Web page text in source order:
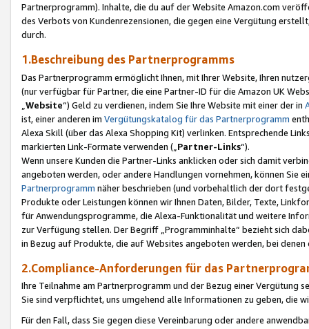
Partnerprogramm). Inhalte, die du auf der Website Amazon.com
des Verbots von Kundenrezensionen, die gegen eine Vergütung
durch.
1.Beschreibung des Partnerprogramms
Das Partnerprogramm ermöglicht Ihnen, mit Ihrer Website, Ihren
(nur verfügbar für Partner, die eine Partner-ID für die Amazon UK
Website“) Geld zu verdienen, indem Sie Ihre Website mit einer der in
ist, einer anderen im Vergütungskatalog für das Partnerprogramm
Alexa Skill (über das Alexa Shopping Kit) verlinken. Entsprechende
markierten Link-Formate verwenden („ Partner-Links“).
Wenn unsere Kunden die Partner-Links anklicken oder sich damit
angeboten werden, oder andere Handlungen vornehmen, können Sie
Partnerprogramm näher beschrieben (und vorbehaltlich der dort
Produkte oder Leistungen können wir Ihnen Daten, Bilder, Texte,
für Anwendungsprogramme, die Alexa-Funktionalität und weitere
zur Verfügung stellen. Der Begriff „Programminhalte“ bezieht sich
in Bezug auf Produkte, die auf Websites angeboten werden, bei
2.Compliance-Anforderungen für das
Ihre Teilnahme am Partnerprogramm und der Bezug einer Vergütung
Sie sind verpflichtet, uns umgehend alle Informationen zu geben, die
Für den Fall, dass Sie gegen diese Vereinbarung oder andere